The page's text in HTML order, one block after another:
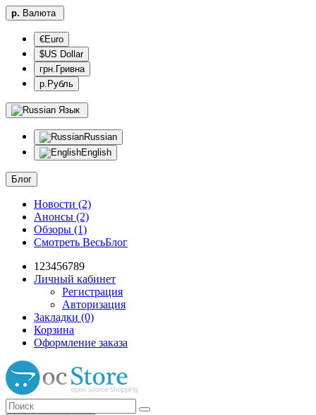
р. Валюта
€Euro
$US Dollar
грн.Гривна
р.Рубль
Язык
Russian
English
Блог
Новости (2)
Анонсы (2)
Обзоры (1)
Смотреть ВесьБлог
123456789
Личный кабинет
Регистрация
Авторизация
Закладки (0)
Корзина
Оформление заказа